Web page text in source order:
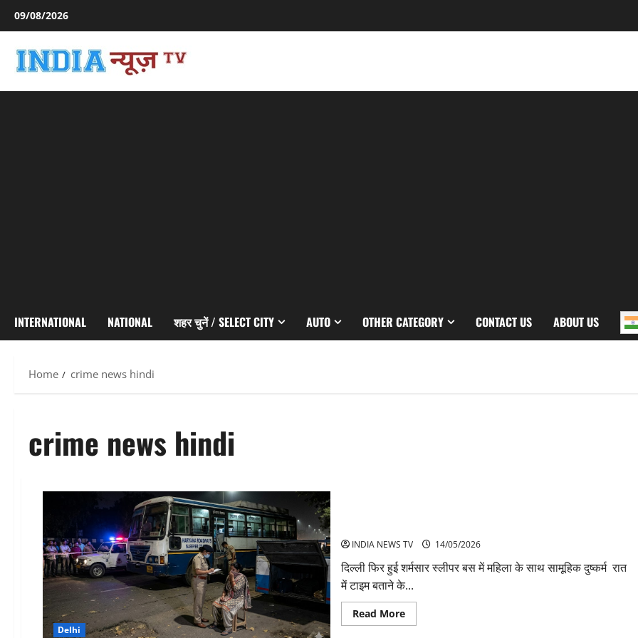
09/08/2026
INTERNATIONAL NATIONAL शहर चुनें / SELECT CITY AUTO OTHER CATEGORY CONTACT US ABOUT US
Home crime news hindi
crime news hindi
Delhi
INDIA NEWS TV 14/05/2026
दिल्ली फिर हुई शर्मसार स्लीपर बस में महिला के साथ सामूहिक दुष्कर्म रात
में टाइम बताने के...
Read MoreRead
more